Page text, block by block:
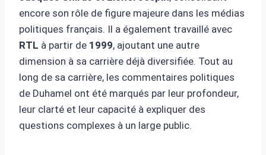
encore son rôle de figure majeure dans les médias
politiques français. Il a également travaillé avec
RTL à partir de 1999, ajoutant une autre
dimension à sa carrière déjà diversifiée. Tout au
long de sa carrière, les commentaires politiques
de Duhamel ont été marqués par leur profondeur,
leur clarté et leur capacité à expliquer des
questions complexes à un large public.